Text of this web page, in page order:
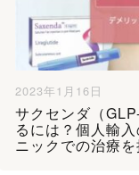
2023年1月16日
サクセンダ（
るには？個人輸
ニックでの治療